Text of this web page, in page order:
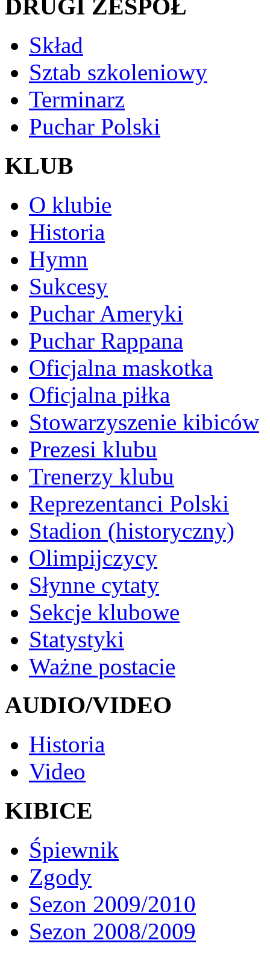
DRUGI ZESPÓŁ
Skład
Sztab szkoleniowy
Terminarz
Puchar Polski
KLUB
O klubie
Historia
Hymn
Sukcesy
Puchar Ameryki
Puchar Rappana
Oficjalna maskotka
Oficjalna piłka
Stowarzyszenie kibiców
Prezesi klubu
Trenerzy klubu
Reprezentanci Polski
Stadion (historyczny)
Olimpijczycy
Słynne cytaty
Sekcje klubowe
Statystyki
Ważne postacie
AUDIO/VIDEO
Historia
Video
KIBICE
Śpiewnik
Zgody
Sezon 2009/2010
Sezon 2008/2009